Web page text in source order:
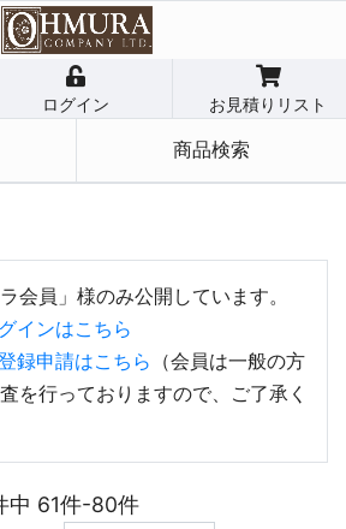
ログイン お見積りリスト
商品検索
会員」様のみ公開しています。
インはこちら
録申請はこちら （会員は一般の方
を行っておりますので、ご了承く
中 61件-80件